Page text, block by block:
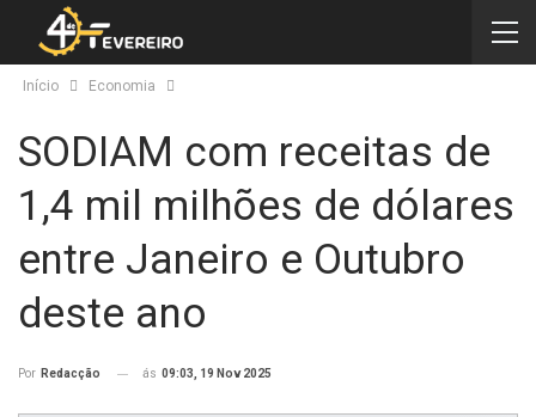
Início Economia
SODIAM com receitas de
1,4 mil milhões de dólares
entre Janeiro e Outubro
deste ano
Por Redacção ás 09:03, 19 Nov 2025